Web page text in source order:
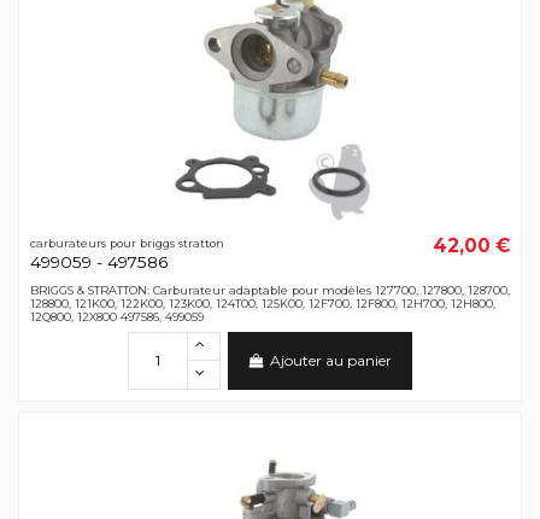
carburateurs pour briggs stratton
499059 - 497586
42,00 €
BRIGGS & STRATTON: Carburateur adaptable pour modèles 127700, 127800, 128700,
128800, 121K00, 122K00, 123K00, 124T00, 125K00, 12F700, 12F800, 12H700, 12H800,
12Q800, 12X800 497586, 499059
Ajouter au panier